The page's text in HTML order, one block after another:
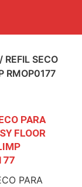
/ REFIL SECO
RMOP0177
PARA
FLOOR
PARA